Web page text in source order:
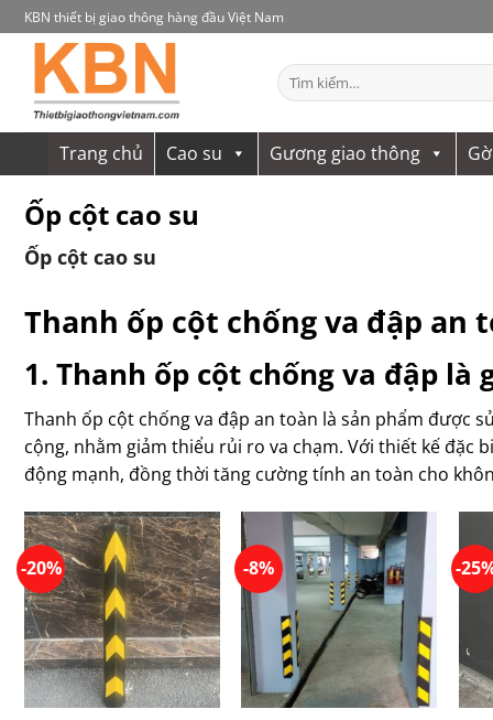
qua
dung
KBN thiết bị giao thông hàng đầu Việt Nam
Tìm
kiếm:
Trang chủ Cao su Gương giao thông
Ốp cột cao su
Ốp cột cao su
Thanh ốp cột chống va đập an
1. Thanh ốp cột chống va đập là
Thanh ốp cột chống va đập an toàn là sản phẩm được
cộng, nhằm giảm thiểu rủi ro va chạm. Với thiết kế đặc
động mạnh, đồng thời tăng cường tính an toàn cho
-20% -8% -